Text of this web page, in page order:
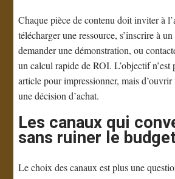
Chaque pièce de contenu doit inviter à
télécharger une ressource, s’inscrire à
demander une démonstration, ou
un calcul rapide de ROI. L’objectif n’est
article pour impressionner, mais
une décision d’achat.
Les canaux qui
sans ruiner le
Le choix des canaux est plus une